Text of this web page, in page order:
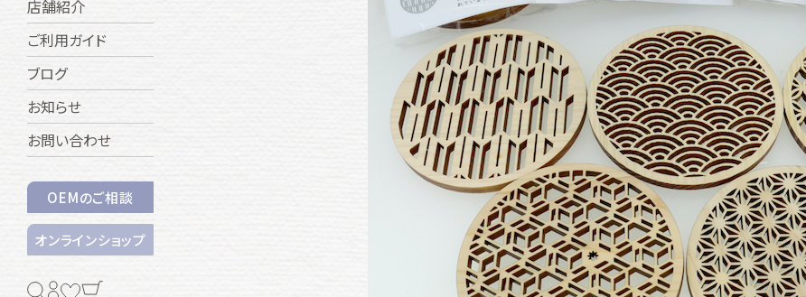
店舗紹介
ご利用ガイド
ブログ
お知らせ
お問い合わせ
OEMのご相談
オンラインショップ